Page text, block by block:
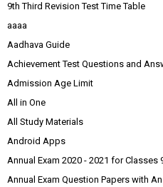
9th Third Revision Test Time Table
aaaa
Aadhava Guide
Achievement Test Questions and
Admission Age Limit
All in One
All Study Materials
Android Apps
Annual Exam 2020 - 2021 for Classes
Annual Exam Question Papers with